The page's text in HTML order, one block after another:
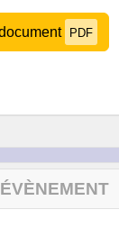
PDF